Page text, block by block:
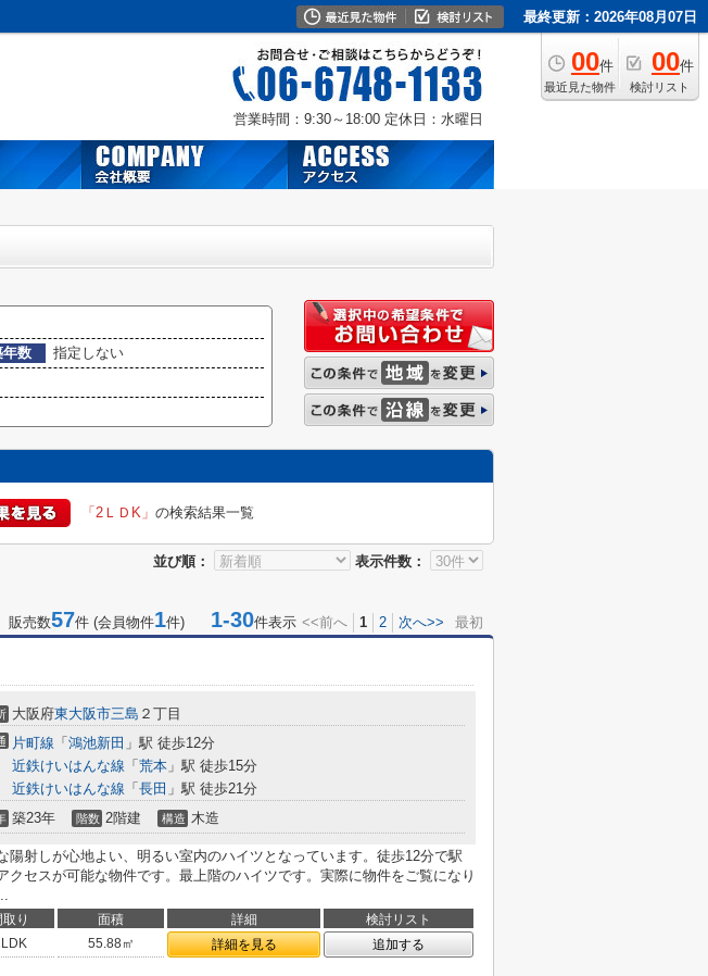
最終更新：2026年08月07日
00件
最近見た物件
00件
検討リスト
営業時間：9:30～18:00 定休日：水曜日
年数
指定しない
「2ＬＤK」 の検索結果一覧
並び順： 表示件数：
販売数57件 (会員物件1件) 1-30件表示 <<前へ 1 2 次へ>> 最初
大阪府東大阪市三島 ２丁目
片町線 「 鴻池新田 」駅 徒歩12分
近鉄けいはんな線 「 荒本 」駅 徒歩15分
近鉄けいはんな線 「 長田 」駅 徒歩21分
築23年 階数 2階建 構造 木造
陽射しが心地よい、明るい室内のハイツとなっています。徒歩12分で駅
クセスが可能な物件です。最上階のハイツです。実際に物件をご覧になり
取り 面積 詳細
検討リスト
55.88㎡ 詳細を見る 追加する